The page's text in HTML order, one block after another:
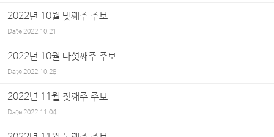
2022년 10월 넷째주 주보
Date2022.10.21
2022년 10월 다섯째주 주보
Date2022.10.28
2022년 11월 첫째주 주보
Date2022.11.04